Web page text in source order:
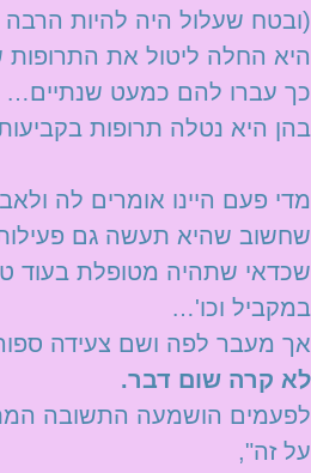
(ובטח שעלול היה להיות הרבה
היא החלה ליטול את התרופות
כך עברו להם כמעט שנתיים…
בהן היא נטלה תרופות
מדי פעם היינו אומרים לה
שחשוב שהיא תעשה גם פעילות
שכדאי שתהיה מטופלת בעוד
במקביל וכו'…
אך מעבר לפה ושם צעידה
לא קרה שום דבר.
לפעמים הושמעה התשובה
על זה",